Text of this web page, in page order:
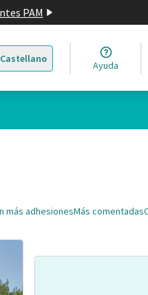
PAM
Castellano
la llengua Elegir el idioma
Ayuda
más adhesionesMás comentadas